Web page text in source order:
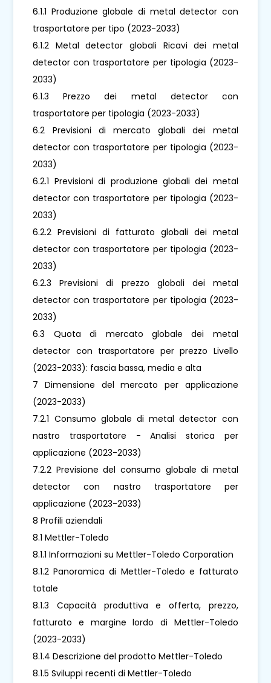
6.1.1 Produzione globale di metal detector con
trasportatore per tipo (2023-2033)
6.1.2 Metal detector globali Ricavi dei metal
detector con trasportatore per tipologia (2023-
2033)
6.1.3 Prezzo dei metal detector con
trasportatore per tipologia (2023-2033)
6.2 Previsioni di mercato globali dei metal
detector con trasportatore per tipologia (2023-
2033)
6.2.1 Previsioni di produzione globali dei metal
detector con trasportatore per tipologia (2023-
2033)
6.2.2 Previsioni di fatturato globali dei metal
detector con trasportatore per tipologia (2023-
2033)
6.2.3 Previsioni di prezzo globali dei metal
detector con trasportatore per tipologia (2023-
2033)
6.3 Quota di mercato globale dei metal
detector con trasportatore per prezzo Livello
(2023-2033): fascia bassa, media e alta
7 Dimensione del mercato per applicazione
(2023-2033)
7.2.1 Consumo globale di metal detector con
nastro trasportatore - Analisi storica per
applicazione (2023-2033)
7.2.2 Previsione del consumo globale di metal
detector con nastro trasportatore per
applicazione (2023-2033)
8 Profili aziendali
8.1 Mettler-Toledo
8.1.1 Informazioni su Mettler-Toledo Corporation
8.1.2 Panoramica di Mettler-Toledo e fatturato
totale
8.1.3 Capacità produttiva e offerta, prezzo,
fatturato e margine lordo di Mettler-Toledo
(2023-2033)
8.1.4 Descrizione del prodotto Mettler-Toledo
8.1.5 Sviluppi recenti di Mettler-Toledo